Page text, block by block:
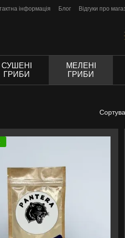
інформація Блог Відгуки про
СУШЕНІ
ГРИБИ
МЕЛЕНІ
ГРИБИ